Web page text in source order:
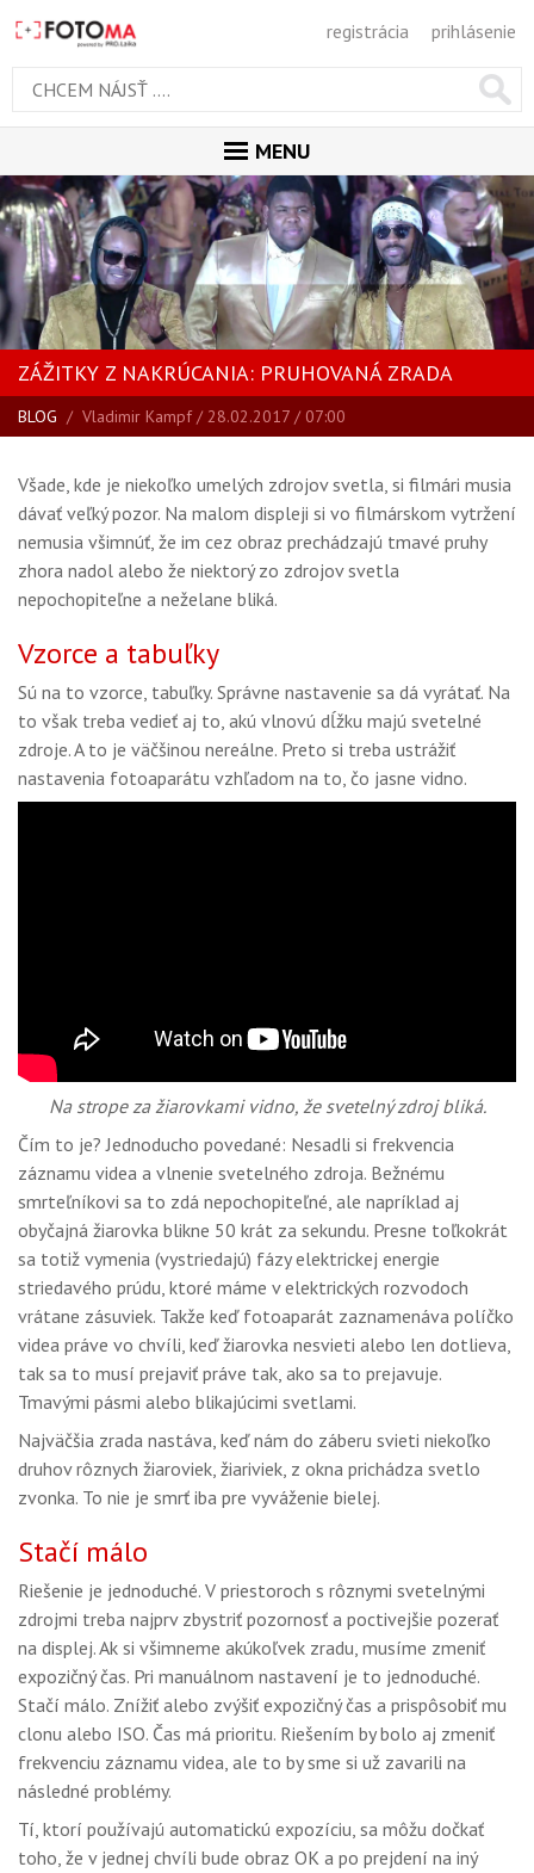
registrácia prihlásenie
MENU
ÚVOD
MAGAZÍN
VŠETKY ČLÁNKY
RECENZIE
NOVINKY
BLOG
ŠKOLA FOTOGRAFIE
GALÉRIA
PORADŇA
KALENDÁR AKCIÍ
WORKSHOPY
OBCHOD
ZÁŽITKY Z NAKRÚCANIA: PRUHOVANÁ ZRADA
BLOG / Vladimir Kampf/ 28.02.2017 / 07:00
Všade, kde je niekoľko umelých zdrojov svetla, si filmári musia
dávať veľký pozor. Na malom displeji si vo filmárskom vytržení
nemusia všimnúť, že im cez obraz prechádzajú tmavé pruhy
zhora nadol alebo že niektorý zo zdrojov svetla
nepochopiteľne a neželane bliká.
Vzorce a tabuľky
Sú na to vzorce, tabuľky. Správne nastavenie sa dá vyrátať. Na
to však treba vedieť aj to, akú vlnovú dĺžku majú svetelné
zdroje. A to je väčšinou nereálne. Preto si treba ustrážiť
nastavenia fotoaparátu vzhľadom na to, čo jasne vidno.
Na strope za žiarovkami vidno, že svetelný zdroj bliká.
Čím to je? Jednoducho povedané: Nesadli si frekvencia
záznamu videa a vlnenie svetelného zdroja. Bežnému
smrteľníkovi sa to zdá nepochopiteľné, ale napríklad aj
obyčajná žiarovka blikne 50 krát za sekundu. Presne toľkokrát
sa totiž vymenia (vystriedajú) fázy elektrickej energie
striedavého prúdu, ktoré máme v elektrických rozvodoch
vrátane zásuviek. Takže keď fotoaparát zaznamenáva políčko
videa práve vo chvíli, keď žiarovka nesvieti alebo len dotlieva,
tak sa to musí prejaviť práve tak, ako sa to prejavuje.
Tmavými pásmi alebo blikajúcimi svetlami.
Najväčšia zrada nastáva, keď nám do záberu svieti niekoľko
druhov rôznych žiaroviek, žiariviek, z okna prichádza svetlo
zvonka. To nie je smrť iba pre vyváženie bielej.
Stačí málo
Riešenie je jednoduché. V priestoroch s rôznymi svetelnými
zdrojmi treba najprv zbystriť pozornosť a poctivejšie pozerať
na displej. Ak si všimneme akúkoľvek zradu, musíme zmeniť
expozičný čas. Pri manuálnom nastavení je to jednoduché.
Stačí málo. Znížiť alebo zvýšiť expozičný čas a prispôsobiť mu
clonu alebo ISO. Čas má prioritu. Riešením by bolo aj zmeniť
frekvenciu záznamu videa, ale to by sme si už zavarili na
následné problémy.
Tí, ktorí používajú automatickú expozíciu, sa môžu dočkať
toho, že v jednej chvíli bude obraz OK a po prejdení na iný